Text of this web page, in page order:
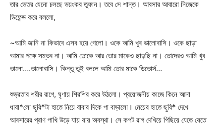
তার ভেতর যেনো চলছে ভয়ংকর তুফান। তবে সে শান্ত। আবসার আবারো নিজেকে
ডিফেন্ড করে বললো,
~আমি জানি না কিভাবে এসব হয়ে গেলো। ওকে আমি খুব ভালোবাসি। ওকে ছাড়া
আমার পক্ষে সম্ভব না। আমি তোকে আর তোর মাকেও ছাড়ছি না। তোদেরও আমি খুব
ভালো….ভালোবাসি। কিন্তু তুই বললে আমি তোর মাকে ডিভোর্স…
শুভ্রতার শরীর রাগে, ঘৃণায় শিরশির করে উঠলো। প্রয়োজনীয় কাজে কিনে আনা
ধারা*লো ছুরি*টা হাতে নিয়ে বাবার দিকে পা বাড়ালো। মেয়ের হাতে ছুরি* দেখে
আবসারের প্রাণ পাখি উড়ে যায় যায় অবস্থা। সে কপট রাগ দেখিয়ে পিছিয়ে যেতে যেতে